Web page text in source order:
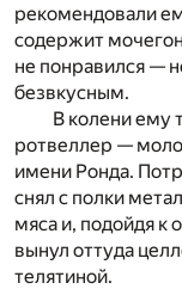
рекомендовали
содержит
не понравился —
безвкусным.
В колени ему
ротвеллер —
имени Ронда.
снял с полки
мяса и, подойдя
вынул оттуда
телятиной.